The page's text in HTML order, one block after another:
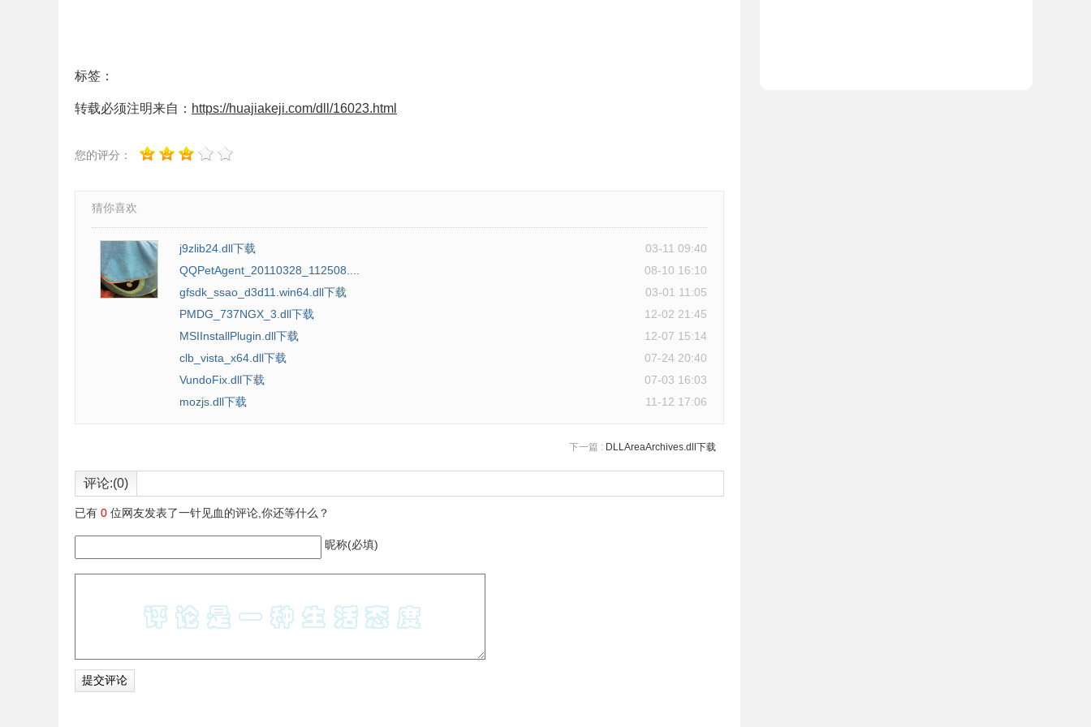
标签：
转载必须注明来自： https://huajiakeji.com/dll/16023.html
您的评分：
猜你喜欢
j9zlib24.dll下载
03-11 09:40
QQPetAgent_20110328_112508....
08-10 16:10
gfsdk_ssao_d3d11.win64.dll下载
03-01 11:05
PMDG_737NGX_3.dll下载
12-02 21:45
MSIInstallPlugin.dll下载
12-07 15:14
clb_vista_x64.dll下载
07-24 20:40
VundoFix.dll下载
07-03 16:03
mozjs.dll下载
11-12 17:06
下一篇 : DLLAreaArchives.dll下载
评论:(0)
已有 0 位网友发表了一针见血的评论,你还等什么？
昵称(必填)